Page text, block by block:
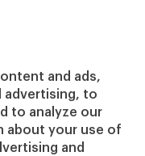
and ads,
advertising, to
to analyze our
about your use of
and
y becas